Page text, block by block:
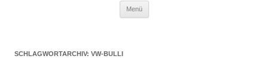
Menü
SCHLAGWORTARCHIV: VW-BULLI